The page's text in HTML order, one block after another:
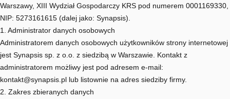
Warszawy, XIII Wydział Gospodarczy KRS pod numerem 0001169330,
NIP: 5273161615 (dalej jako: Synapsis).
1. Administrator danych osobowych
Administratorem danych osobowych użytkowników strony internetowej
jest Synapsis sp. z o.o. z siedzibą w Warszawie. Kontakt z
administratorem możliwy jest pod adresem e-mail:
kontakt@synapsis.pl lub listownie na adres siedziby firmy.
2. Zakres zbieranych danych